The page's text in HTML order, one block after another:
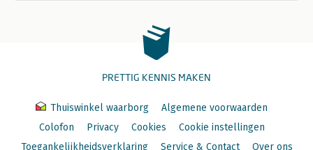
PRETTIG KENNIS MAKEN
Thuiswinkel waarborg
Algemene voorwaarden
Colofon
Privacy Cookies
Cookie instellingen
Toegankelijkheidsverklaring
Service & Contact Over ons